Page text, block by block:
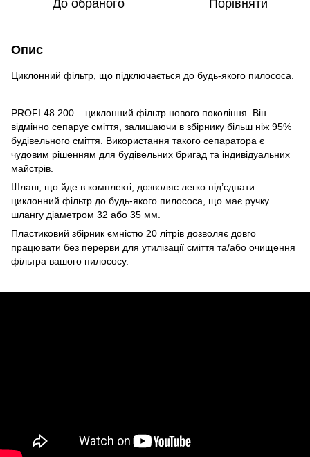
До обраного Порівняти
Опис
Циклонний фільтр, що підключається до будь-якого пилососа.
PROFI 48.200 – циклонний фільтр нового покоління. Він
відмінно сепарує сміття, залишаючи в збірнику більш ніж 95%
будівельного сміття. Використання такого сепаратора є
чудовим рішенням для будівельних бригад та індивідуальних
майстрів.
Шланг, що йде в комплекті, дозволяє легко під’єднати
циклонний фільтр до будь-якого пилососа, що має ручку
шлангу діаметром 32 або 35 мм.
Пластиковий збірник ємністю 20 літрів дозволяє довго
працювати без перерви для утилізації сміття та/або очищення
фільтра вашого пилососу.